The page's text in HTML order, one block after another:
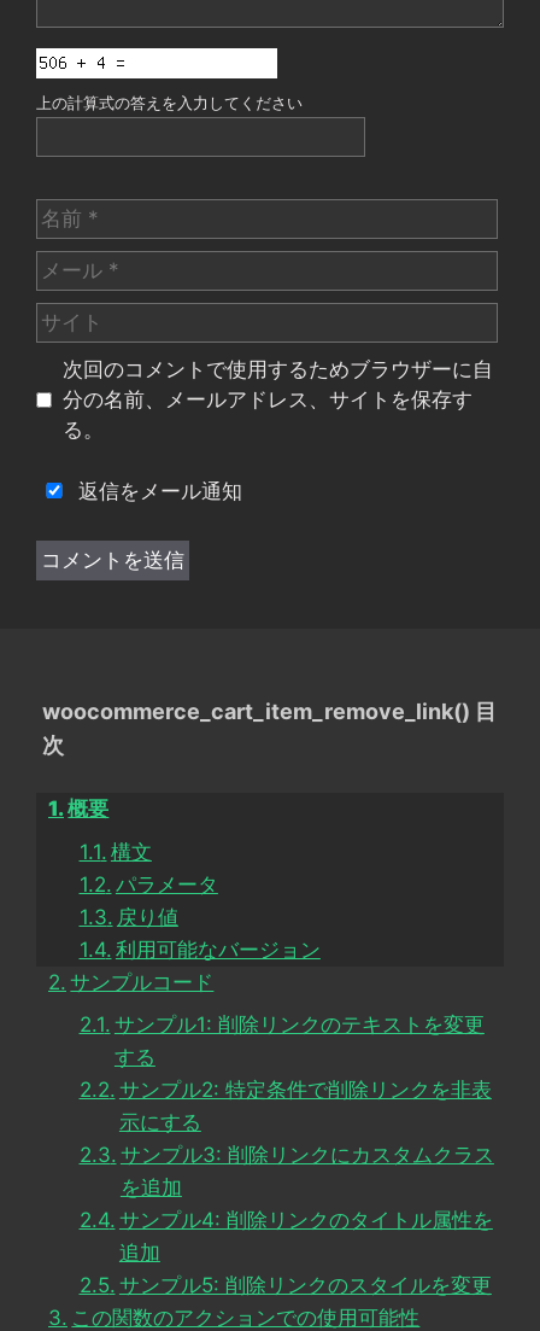
上の計算式の答えを入力してください
名
前
メ
ー
ル
サ
イ
次回のコメントで使用するためブラウザーに自
分の名前、メールアドレス、サイトを保存す
る。
返信をメール通知
woocommerce_cart_item_remove_link() 目
次
概要
構文
パラメータ
戻り値
利用可能なバージョン
サンプルコード
サンプル1: 削除リンクのテキストを変更
する
サンプル2: 特定条件で削除リンクを非表
示にする
サンプル3: 削除リンクにカスタムクラス
を追加
サンプル4: 削除リンクのタイトル属性を
追加
サンプル5: 削除リンクのスタイルを変更
この関数のアクションでの使用可能性